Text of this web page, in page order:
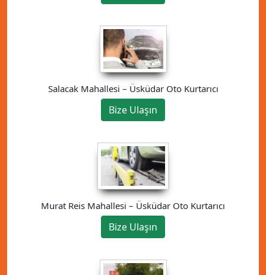
Salacak Mahallesi – Üsküdar Oto Kurtarıcı
Bize Ulaşın
Murat Reis Mahallesi – Üsküdar Oto Kurtarıcı
Bize Ulaşın